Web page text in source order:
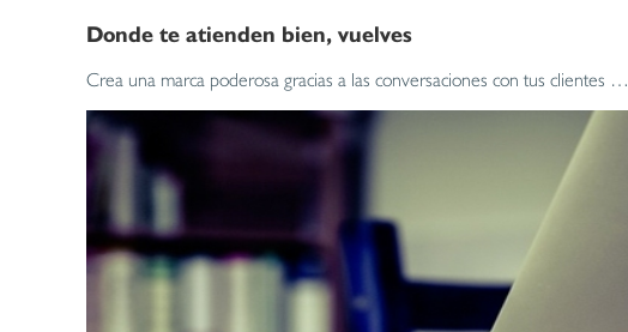
Donde te atienden bien, vuelves
Crea una marca poderosa gracias a las conversaciones con tus clientes …